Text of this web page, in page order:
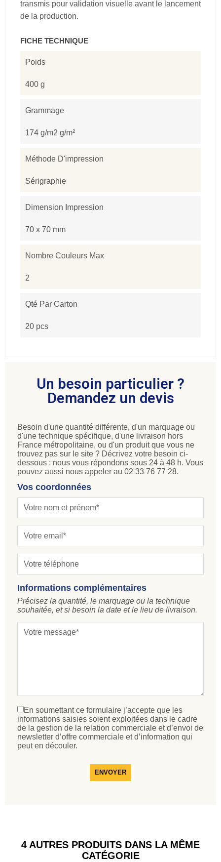
transmis pour validation visuelle avant le lancement
de la production.
FICHE TECHNIQUE
Poids
400 g
Grammage
174 g/m2 g/m²
Méthode D'impression
Sérigraphie
Dimension Impression
70 x 70 mm
Nombre Couleurs Max
2
Qté Par Carton
20 pcs
Un besoin particulier ?
Demandez un devis
Besoin d'une quantité différente, d'un marquage ou
d'une technique spécifique, d'une livraison hors
France métropolitaine, ou d'un produit que vous ne
trouvez pas sur le site ? Décrivez votre besoin ci-
dessous : nous vous répondons sous 24 à 48 h. Vous
pouvez aussi nous appeler au 02 33 76 77 28.
Vos coordonnées
Informations complémentaires
Précisez la quantité, le marquage ou la technique
souhaitée, et si besoin la date et le lieu de livraison.
En soumettant ce formulaire j’accepte que les
informations saisies soient exploitées dans le cadre
de la gestion de la relation commerciale et d’envoi de
newsletter d’offre commerciale et d’information qui
peut en découler.
ENVOYER
4 AUTRES PRODUITS DANS LA MÊME
CATÉGORIE